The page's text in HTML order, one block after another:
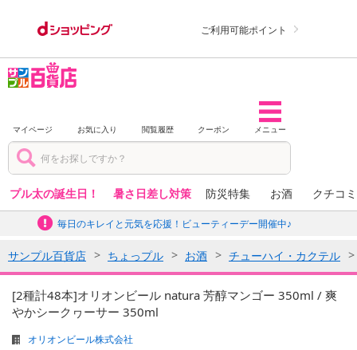
ご利用可能ポイント
マイページ お気に入り 閲覧履歴 クーポン メニュー
プル太の誕生日！ 暑さ日差し対策 防災特集 お酒 クチコ
毎日のキレイと元気を応援！ビューティーデー開催中♪
サンプル百貨店 ちょっプル お酒 チューハイ・カクテル
[2種計48本]オリオンビール natura 芳醇マンゴー 350ml / 爽
やかシークヮーサー 350ml
オリオンビール株式会社